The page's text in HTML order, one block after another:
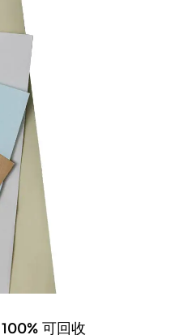
可回收